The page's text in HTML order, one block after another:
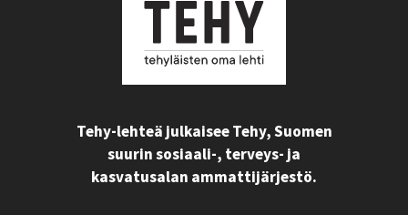
Tehy-lehteä julkaisee Tehy, Suomen
suurin sosiaali-, terveys- ja
kasvatusalan ammattijärjestö.